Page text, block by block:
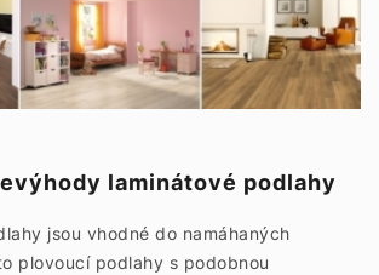
laminátové podlahy
jsou vhodné do namáhaných
plovoucí podlahy s podobnou